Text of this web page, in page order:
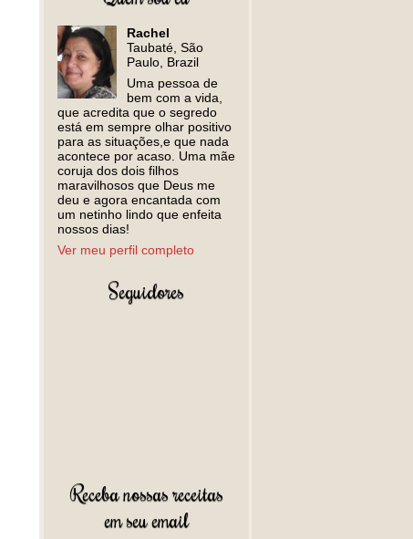
Rachel
Taubaté, São
Paulo, Brazil
Uma pessoa de
bem com a vida,
que acredita que o segredo
está em sempre olhar positivo
para as situações,e que nada
acontece por acaso. Uma mãe
coruja dos dois filhos
maravilhosos que Deus me
deu e agora encantada com
um netinho lindo que enfeita
nossos dias!
Ver meu perfil completo
Seguidores
Receba nossas receitas
em seu email